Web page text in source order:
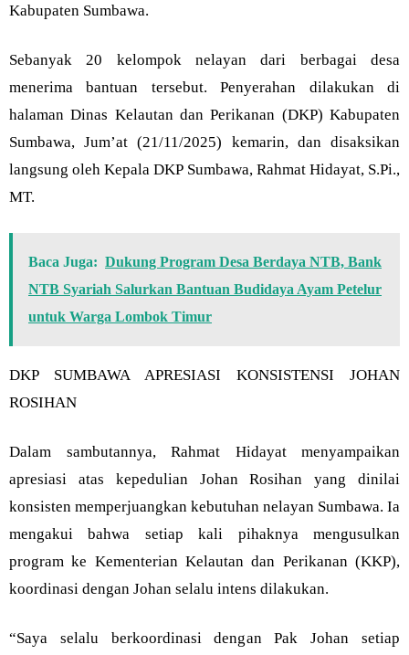
Kabupaten Sumbawa.
Sebanyak 20 kelompok nelayan dari berbagai desa
menerima bantuan tersebut. Penyerahan dilakukan di
halaman Dinas Kelautan dan Perikanan (DKP) Kabupaten
Sumbawa, Jum’at (21/11/2025) kemarin, dan disaksikan
langsung oleh Kepala DKP Sumbawa, Rahmat Hidayat, S.Pi.,
MT.
Baca Juga: Dukung Program Desa Berdaya NTB, Bank
NTB Syariah Salurkan Bantuan Budidaya Ayam Petelur
untuk Warga Lombok Timur
DKP SUMBAWA APRESIASI KONSISTENSI JOHAN
ROSIHAN
Dalam sambutannya, Rahmat Hidayat menyampaikan
apresiasi atas kepedulian Johan Rosihan yang dinilai
konsisten memperjuangkan kebutuhan nelayan Sumbawa. Ia
mengakui bahwa setiap kali pihaknya mengusulkan
program ke Kementerian Kelautan dan Perikanan (KKP),
koordinasi dengan Johan selalu intens dilakukan.
“Saya selalu berkoordinasi dengan Pak Johan setiap